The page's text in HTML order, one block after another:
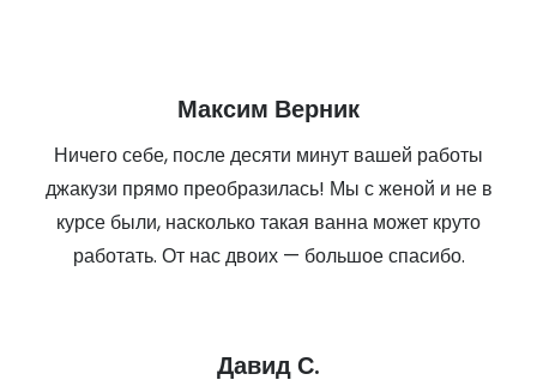
Максим Верник
Ничего себе, после десяти минут вашей работы
джакузи прямо преобразилась! Мы с женой и не в
курсе были, насколько такая ванна может круто
работать. От нас двоих — большое спасибо.
Давид С.